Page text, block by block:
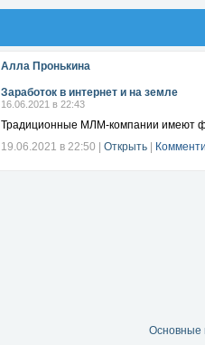
Алла Пронькина
Заработок в интернет и на земле
16.06.2021 в 22:43
Традиционные МЛМ-компании имеют
19.06.2021 в 22:50
Открыть
Основные